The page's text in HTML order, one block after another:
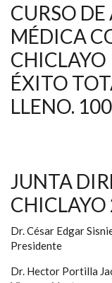
CURSO
MÉDICA
CHICLAYO
ÉXITO
LLENO.
JUNTA
Dr. César Edgar
Presidente
Dr. Hector Portilla